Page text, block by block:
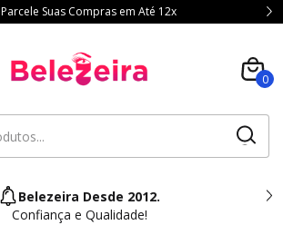
Parcele Suas Compras em Até 12x
0
Belezeira Desde 2012.
Confiança e Qualidade!